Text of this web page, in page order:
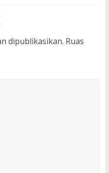
dipublikasikan. Ruas